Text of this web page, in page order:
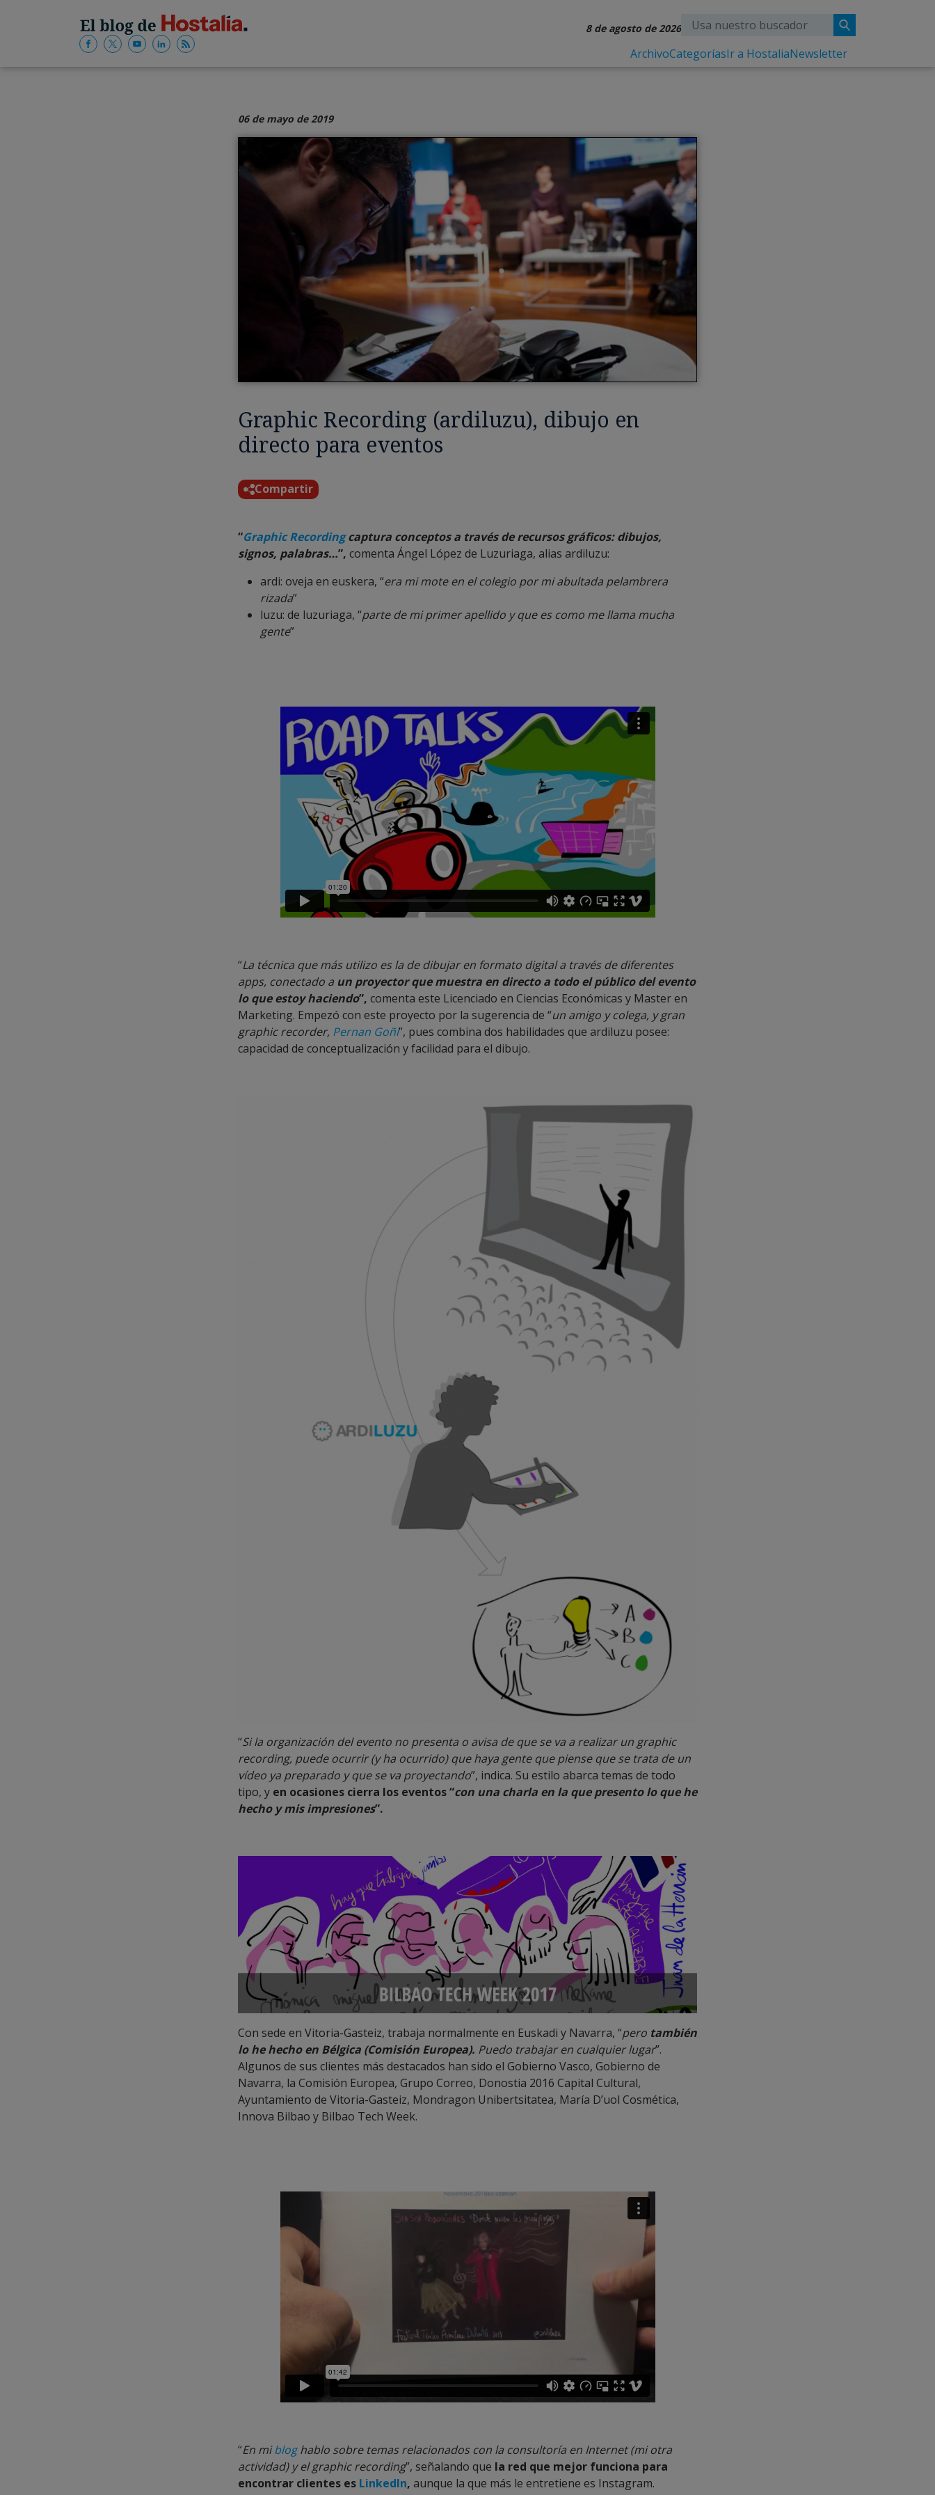
8 de agosto de 2026
ArchivoCategoríasIr a HostaliaNewsletter
06 de mayo de 2019
Graphic Recording (ardiluzu), dibujo en
directo para eventos
Compartir
“Graphic Recording captura conceptos a través de recursos gráficos: dibujos,
signos, palabras…”, comenta Ángel López de Luzuriaga, alias ardiluzu:
ardi: oveja en euskera, “era mi mote en el colegio por mi abultada pelambrera
rizada”
luzu: de luzuriaga, “parte de mi primer apellido y que es como me llama mucha
gente”
“La técnica que más utilizo es la de dibujar en formato digital a través de diferentes
apps, conectado a un proyector que muestra en directo a todo el público del evento
lo que estoy haciendo”, comenta este Licenciado en Ciencias Económicas y Master en
Marketing. Empezó con este proyecto por la sugerencia de “un amigo y colega, y gran
graphic recorder, Pernan Goñi”, pues combina dos habilidades que ardiluzu posee:
capacidad de conceptualización y facilidad para el dibujo.
“Si la organización del evento no presenta o avisa de que se va a realizar un graphic
recording, puede ocurrir (y ha ocurrido) que haya gente que piense que se trata de un
vídeo ya preparado y que se va proyectando”, indica. Su estilo abarca temas de todo
tipo, y en ocasiones cierra los eventos “con una charla en la que presento lo que he
hecho y mis impresiones”.
Con sede en Vitoria-Gasteiz, trabaja normalmente en Euskadi y Navarra, “pero también
lo he hecho en Bélgica (Comisión Europea). Puedo trabajar en cualquier lugar”.
Algunos de sus clientes más destacados han sido el Gobierno Vasco, Gobierno de
Navarra, la Comisión Europea, Grupo Correo, Donostia 2016 Capital Cultural,
Ayuntamiento de Vitoria-Gasteiz, Mondragon Unibertsitatea, María D’uol Cosmética,
Innova Bilbao y Bilbao Tech Week.
“En miblog hablo sobre temas relacionados con la consultoría en Internet (mi otra
actividad) y el graphic recording”, señalando que la red que mejor funciona para
encontrar clientes es LinkedIn, aunque la que más le entretiene es Instagram.